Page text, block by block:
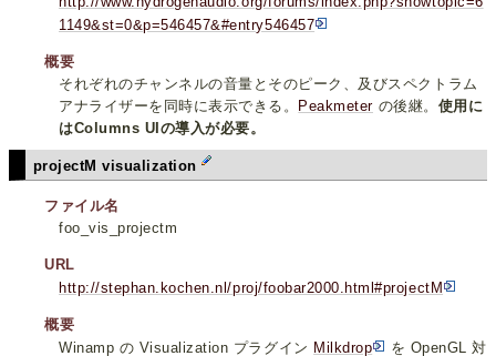
1149&st=0&p=546457&#entry546457
概要
それぞれのチャンネルの音量とそのピーク、及びスペクトラム
アナライザーを同時に表示できる。
Peakmeter の後継。 使用に
はColumns UIの導入が必要。
projectM visualization
ファイル名
foo_vis_projectm
URL
http://stephan.kochen.nl/proj/foobar2000.html#projectM
概要
Winamp の Visualization プラグイン Milkdrop
を OpenGL 対